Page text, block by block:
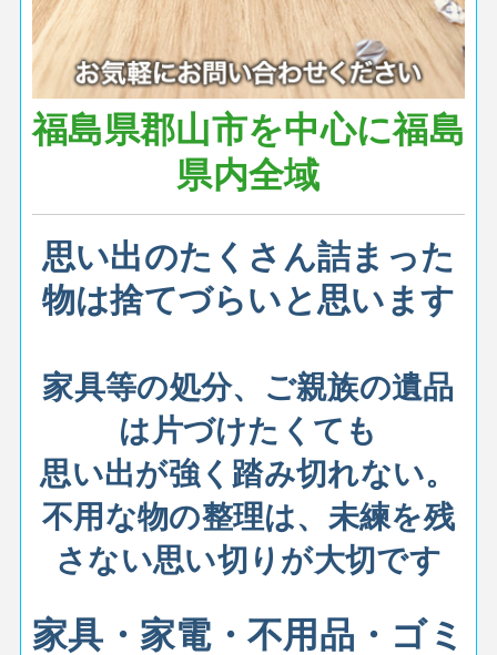
福島県郡山市を中心に福島
県内全域
思い出のたくさん詰まった
物は捨てづらいと思います
家具等の処分、ご親族の遺品
は片づけたくても
思い出が強く 踏み切れない。
不用な物の整理は、未練を残
さない思い切りが大切です
家具・家電・不用品 ・ゴミ